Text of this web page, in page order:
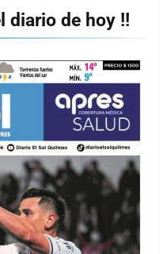
diario de hoy !!